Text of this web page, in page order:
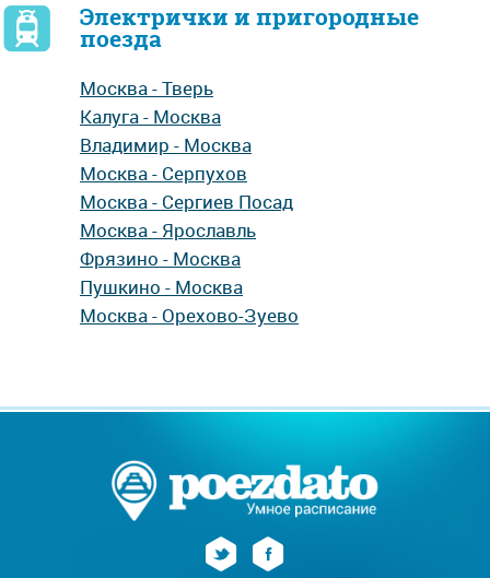
Электрички и пригородные
поезда
Москва - Тверь
Калуга - Москва
Владимир - Москва
Москва - Серпухов
Москва - Сергиев Посад
Москва - Ярославль
Фрязино - Москва
Пушкино - Москва
Москва - Орехово-Зуево